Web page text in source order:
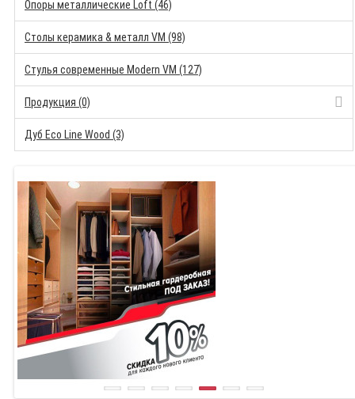
Опоры металлические Loft (46)
Столы керамика & металл VM (98)
Стулья современные Modern VM (127)
Продукция (0)
Дуб Eco Line Wood (3)